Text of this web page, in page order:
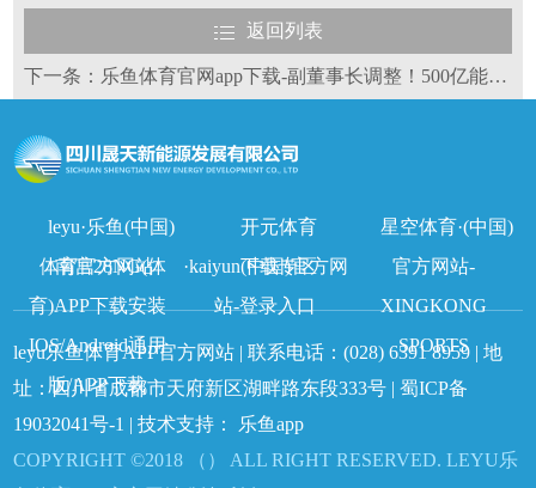
返回列表
下一条：乐鱼体育官网app下载-副董事长调整！500亿能源巨头高层变动
leyu·乐鱼(中国)
体育官方网站
开元体育
·kaiyun(中国)官方网
站-登录入口
星空体育·(中国)
官方网站-
XINGKONG
SPORTS
南宫28NG(体
育)APP下载安装
IOS/Android通用
版/APP下载
下载专区
leyu乐鱼体育APP官方网站 | 联系电话：(028) 6391 8959 | 地
址：四川省成都市天府新区湖畔路东段333号 |蜀ICP备
19032041号-1 | 技术支持：
乐鱼app
COPYRIGHT ©2018 （） ALL RIGHT RESERVED. LEYU乐